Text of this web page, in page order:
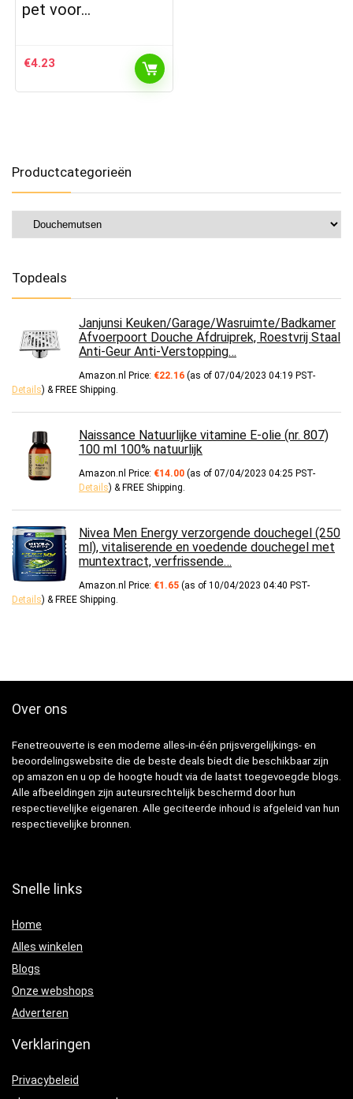
pet voor…
€4.23
Productcategorieën
Topdeals
Janjunsi Keuken/Garage/Wasruimte/Badkamer
Afvoerpoort Douche Afdruiprek, Roestvrij Staal
Anti-Geur Anti-Verstopping…
Amazon.nl Price: €22.16 (as of 07/04/2023 04:19 PST-
Details) & FREE Shipping.
Naissance Natuurlijke vitamine E-olie (nr. 807)
100 ml 100% natuurlijk
Amazon.nl Price: €14.00 (as of 07/04/2023 04:25 PST-
Details) & FREE Shipping.
Nivea Men Energy verzorgende douchegel (250
ml), vitaliserende en voedende douchegel met
muntextract, verfrissende…
Amazon.nl Price: €1.65 (as of 10/04/2023 04:40 PST-
Details) & FREE Shipping.
Over ons
Fenetreouverte is een moderne alles-in-één prijsvergelijkings- en
beoordelingswebsite die de beste deals biedt die beschikbaar zijn
op amazon en u op de hoogte houdt via de laatst toegevoegde blogs.
Alle afbeeldingen zijn auteursrechtelijk beschermd door hun
respectievelijke eigenaren. Alle geciteerde inhoud is afgeleid van hun
respectievelijke bronnen.
Snelle links
Home
Alles winkelen
Blogs
Onze webshops
Adverteren
Verklaringen
Privacybeleid